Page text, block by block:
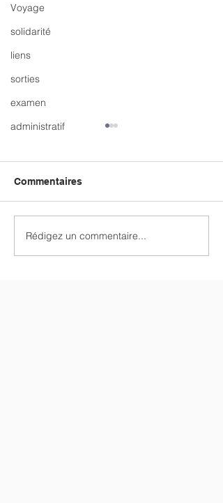
Voyage
solidarité
liens
sorties
examen
administratif
CLAP DE FIN SUR LE
CHALLENGE
Commentaires
Rédigez un commentaire...